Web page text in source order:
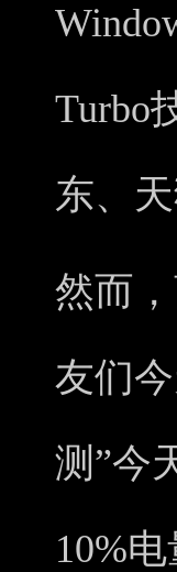
Turbo
东、
然而
友们
测”今
10%